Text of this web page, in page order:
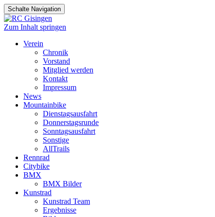
Schalte Navigation
Zum Inhalt springen
Verein
Chronik
Vorstand
Mitglied werden
Kontakt
Impressum
News
Mountainbike
Dienstagsausfahrt
Donnerstagsrunde
Sonntagsausfahrt
Sonstige
AllTrails
Rennrad
Citybike
BMX
BMX Bilder
Kunstrad
Kunstrad Team
Ergebnisse